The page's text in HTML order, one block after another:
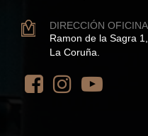
DIRECCIÓN
Ramon de la Sagra
La Coruña.